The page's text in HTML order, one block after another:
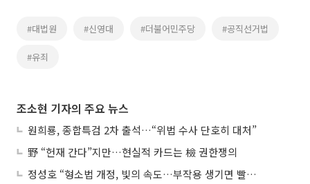
#대법원 #신영대 #더불어민주당 #공직선거법
#유죄
조소현 기자의 주요 뉴스
원희룡, 종합특검 2차 출석…“위법 수사 단호히 대처”
野 “헌재 간다”지만…현실적 카드는 檢 권한쟁의
정성호 “형소법 개정, 빛의 속도…부작용 생기면 빨리 고쳐야”